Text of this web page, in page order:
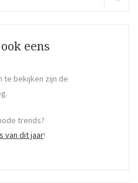
eens
te bekijken zijn de
trends?
van dit jaar!